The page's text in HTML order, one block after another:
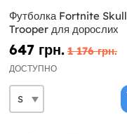
Футболка Fortnite Skull
Trooper для дорослих
647 грн. 1 176 грн.
ДОСТУПНО